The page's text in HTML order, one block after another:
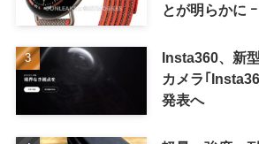
とが明らかに
Insta360、新
カメラ｢
発表へ